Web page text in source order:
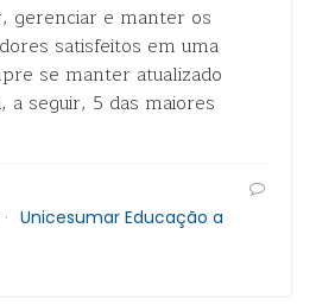
gerenciar e manter os
satisfeitos em uma
se manter atualizado
a seguir, 5 das maiores
· Unicesumar Educação a